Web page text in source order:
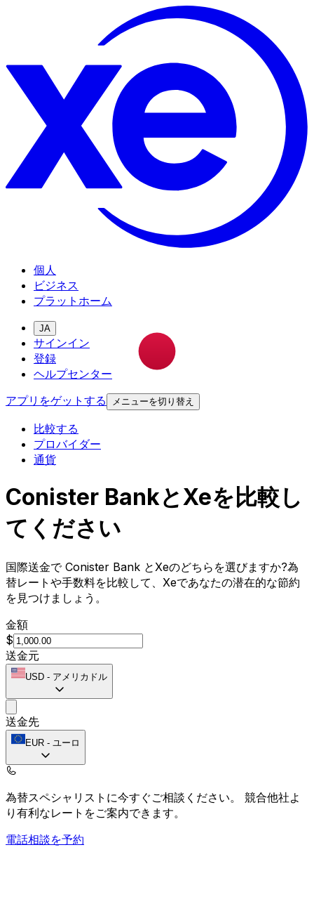
個人
ビジネス
プラットホーム
JA
サインイン
登録
ヘルプセンター
アプリをゲットする
メニューを切り替え
比較する
プロバイダー
通貨
Conister BankとXeを比較し
てください
国際送金で Conister Bank とXeのどちらを選びますか?為
替レートや手数料を比較して、Xeであなたの潜在的な節約
を見つけましょう。
金額
$
送金元
USD - アメリカドル
送金先
EUR - ユーロ
為替スペシャリストに今すぐご相談ください。 競合他社よ
り有利なレートをご案内できます。
電話相談を予約